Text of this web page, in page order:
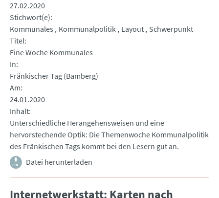
27.02.2020
Stichwort(e)
Kommunales
Kommunalpolitik Layout Schwerpunkt
Titel
Eine Woche Kommunales
In
Fränkischer Tag (Bamberg)
Am
24.01.2020
Inhalt
Unterschiedliche Herangehensweisen und eine
hervorstechende Optik: Die Themenwoche Kommunalpolitik
des Fränkischen Tags kommt bei den Lesern gut an.
Datei herunterladen
Internetwerkstatt: Karten nach